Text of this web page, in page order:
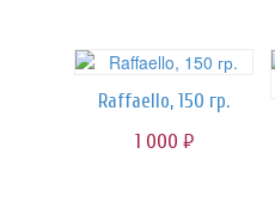
Raffaello, 150 гр.
1 000 руб.